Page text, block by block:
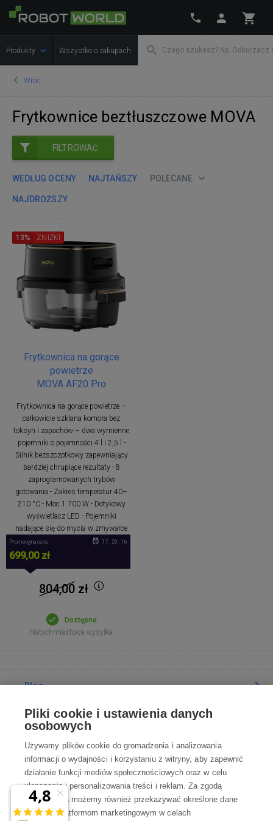
Produkty Wszystko o zakupach
Wróć
Frytkownice beztłuszczowe MOVA
FILTROWAĆ
WEDŁUG OCENY NAJTAŃSZY POLECANE
NAJDROŻSZY
Frytkownica na gorące
powietrze
MOVA AF20 Pro
Frytkownica na gorące powietrze –
całkowicie szklana komora bez
toksyn i zapachów – dwa wymienne
pojemniki o pojemności 4 l i 2,5 l -
Silnik bezszczotkowy zapewniający
bardziej chrupiące rezultaty - 8
zaprogramowanych trybów
gotowania - Zakres temperatur 40–
210 °C - Moc 1 700 W - Dotykowy
wyświetlacz LED - Pojemniki
nadające się do mycia w zmywarce
13% ZNIŻKI
Promocyjna cena
699,00 zł
17 : 29 : 16
804,00zł
Dostępne
Natychmiastowa wysyłka
Blog
Poradnia
Wszystko o zakupach
Kontakt
Pliki cookie i ustawienia danych
osobowych
Używamy plików cookie do gromadzenia i analizowania
informacji o wydajności i korzystaniu z witryny, aby zapewnić
działanie funkcji mediów społecznościowych oraz w celu
ulepszania i personalizowania treści i reklam. Za zgodą
użytkownika możemy również przekazywać określone dane
osobowe platformom marketingowym w celach